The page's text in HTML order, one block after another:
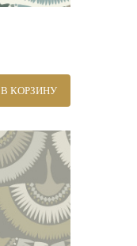
В КОРЗИНУ